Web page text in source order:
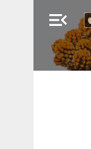
menu_open